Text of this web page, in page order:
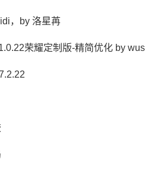
，by 洛星苒
荣耀定制版-精简优化 by